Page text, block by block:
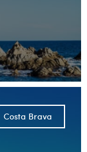
Costa Brava